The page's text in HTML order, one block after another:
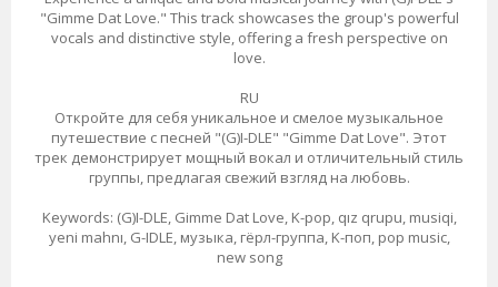
"Gimme Dat Love." This track showcases the group's powerful
vocals and distinctive style, offering a fresh perspective on
love.
RU
Откройте для себя уникальное и смелое музыкальное
путешествие с песней "(G)I-DLE" "Gimme Dat Love". Этот
трек демонстрирует мощный вокал и отличительный стиль
группы, предлагая свежий взгляд на любовь.
Keywords: (G)I-DLE, Gimme Dat Love, K-pop, qız qrupu, musiqi,
yeni mahnı, G-IDLE, музыка, гёрл-группа, K-поп, pop music,
new song